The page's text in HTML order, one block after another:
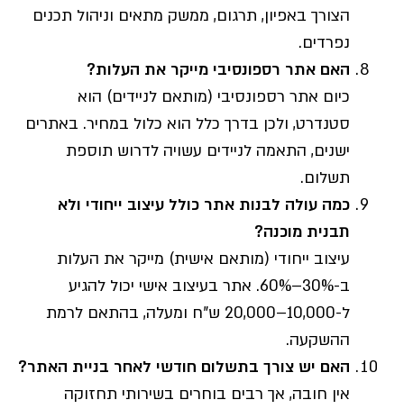
הצורך באפיון, תרגום, ממשק מתאים וניהול תכנים
נפרדים.
האם אתר רספונסיבי מייקר את העלות?
כיום אתר רספונסיבי (מותאם לניידים) הוא
סטנדרט, ולכן בדרך כלל הוא כלול במחיר. באתרים
ישנים, התאמה לניידים עשויה לדרוש תוספת
תשלום.
כמה עולה לבנות אתר כולל עיצוב ייחודי ולא
תבנית מוכנה?
עיצוב ייחודי (מותאם אישית) מייקר את העלות
ב-30%–60%. אתר בעיצוב אישי יכול להגיע
ל-10,000–20,000 ש"ח ומעלה, בהתאם לרמת
ההשקעה.
האם יש צורך בתשלום חודשי לאחר בניית האתר?
אין חובה, אך רבים בוחרים בשירותי תחזוקה